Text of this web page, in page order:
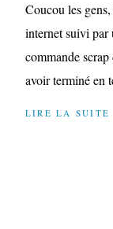
Coucou les
internet suivi par
commande
avoir terminé en
LIRE LA SUITE